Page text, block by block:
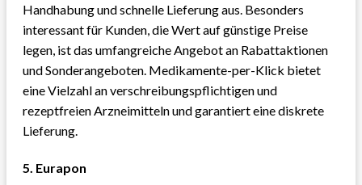
Handhabung und schnelle Lieferung aus. Besonders
interessant für Kunden, die Wert auf günstige Preise
legen, ist das umfangreiche Angebot an Rabattaktionen
und Sonderangeboten. Medikamente-per-Klick bietet
eine Vielzahl an verschreibungspflichtigen und
rezeptfreien Arzneimitteln und garantiert eine diskrete
Lieferung.
5. Eurapon